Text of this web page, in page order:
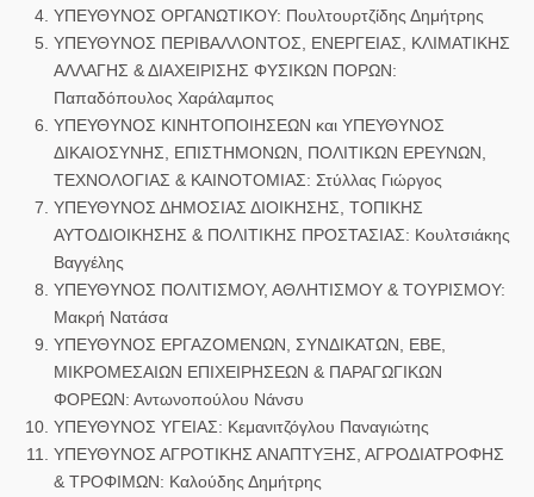
ΥΠΕΥΘΥΝΟΣ ΟΡΓΑΝΩΤΙΚΟΥ: Πουλτουρτζίδης Δημήτρης
ΥΠΕΥΘΥΝΟΣ ΠΕΡΙΒΑΛΛΟΝΤΟΣ, ΕΝΕΡΓΕΙΑΣ, ΚΛΙΜΑΤΙΚΗΣ
ΑΛΛΑΓΗΣ & ΔΙΑΧΕΙΡΙΣΗΣ ΦΥΣΙΚΩΝ ΠΟΡΩΝ:
Παπαδόπουλος Χαράλαμπος
ΥΠΕΥΘΥΝΟΣ ΚΙΝΗΤΟΠΟΙΗΣΕΩΝ και ΥΠΕΥΘΥΝΟΣ
ΔΙΚΑΙΟΣΥΝΗΣ, ΕΠΙΣΤΗΜΟΝΩΝ, ΠΟΛΙΤΙΚΩΝ ΕΡΕΥΝΩΝ,
ΤΕΧΝΟΛΟΓΙΑΣ & ΚΑΙΝΟΤΟΜΙΑΣ: Στύλλας Γιώργος
ΥΠΕΥΘΥΝΟΣ ΔΗΜΟΣΙΑΣ ΔΙΟΙΚΗΣΗΣ, ΤΟΠΙΚΗΣ
ΑΥΤΟΔΙΟΙΚΗΣΗΣ & ΠΟΛΙΤΙΚΗΣ ΠΡΟΣΤΑΣΙΑΣ: Κουλτσιάκης
Βαγγέλης
ΥΠΕΥΘΥΝΟΣ ΠΟΛΙΤΙΣΜΟΥ, ΑΘΛΗΤΙΣΜΟΥ & ΤΟΥΡΙΣΜΟΥ:
Μακρή Νατάσα
ΥΠΕΥΘΥΝΟΣ ΕΡΓΑΖΟΜΕΝΩΝ, ΣΥΝΔΙΚΑΤΩΝ, ΕΒΕ,
ΜΙΚΡΟΜΕΣΑΙΩΝ ΕΠΙΧΕΙΡΗΣΕΩΝ & ΠΑΡΑΓΩΓΙΚΩΝ
ΦΟΡΕΩΝ: Αντωνοπούλου Νάνσυ
ΥΠΕΥΘΥΝΟΣ ΥΓΕΙΑΣ: Κεμανιτζόγλου Παναγιώτης
ΥΠΕΥΘΥΝΟΣ ΑΓΡΟΤΙΚΗΣ ΑΝΑΠΤΥΞΗΣ, ΑΓΡΟΔΙΑΤΡΟΦΗΣ
& ΤΡΟΦΙΜΩΝ: Καλούδης Δημήτρης